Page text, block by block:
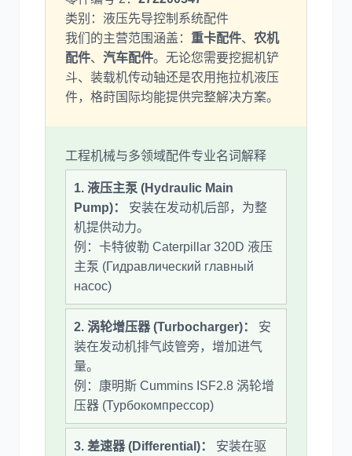
尼桑 依维柯
类别：液压先导控制系统配件
我们的主营范围涵盖： 重卡配件、 农机
配件、 汽车配件。无论您需要挖掘机铲
斗、装载机传动轴还是农用拖拉机液压
件，格莳国际均能提供完整解决方案。
工程机械与多领域配件专业名词解释
1. 液压主泵 (Hydraulic Main
Pump)：
安装在发动机后部，为整
机提供动力。
例：卡特彼勒 Caterpillar 320D 液压
主泵 (Гидравлический главный
насос)
2. 涡轮增压器 (Turbocharger)：
安
装在发动机排气歧管旁，增加进气
量。
例：康明斯 Cummins ISF2.8 涡轮增
压器 (Турбокомпрессор)
3. 差速器 (Differential)：
安装在驱